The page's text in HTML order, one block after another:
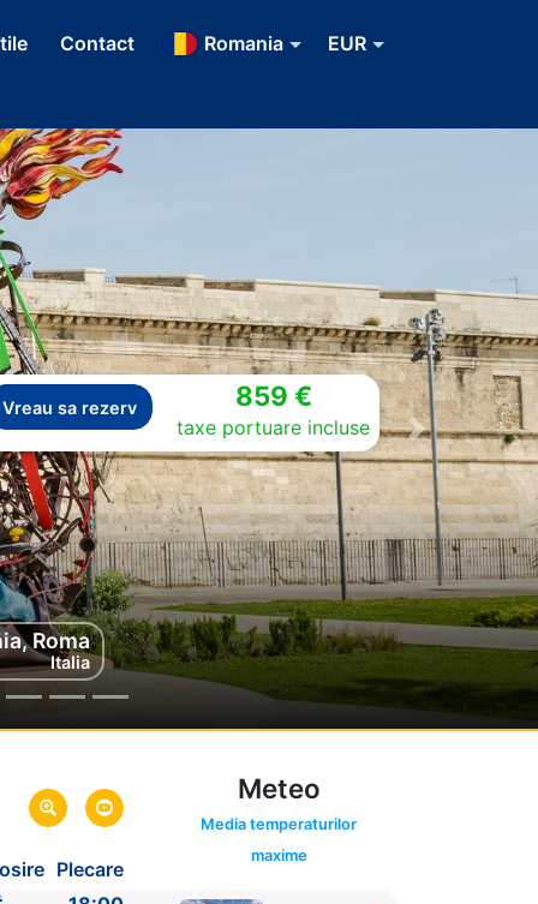
Contact Romania EUR
Vreau sa rezerv 859 €
taxe portuare incluse
Roma
Italia
Sicilia
Italia
Next
Plecare
Meteo
Media temperaturilor
maxime